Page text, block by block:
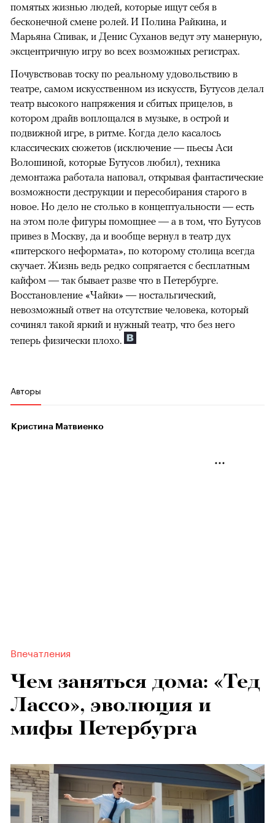
помятых жизнью людей, которые ищут себя в
бесконечной смене ролей. И Полина Райкина, и
Марьяна Спивак, и Денис Суханов ведут эту манерную,
эксцентричную игру во всех возможных регистрах.
Почувствовав тоску по реальному удовольствию в
театре, самом искусственном из искусств, Бутусов делал
театр высокого напряжения и сбитых прицелов, в
котором драйв воплощался в музыке, в острой и
подвижной игре, в ритме. Когда дело касалось
классических сюжетов (исключение — пьесы Аси
Волошиной, которые Бутусов любил), техника
демонтажа работала наповал, открывая фантастические
возможности деструкции и пересобирания старого в
новое. Но дело не столько в концептуальности — есть
на этом поле фигуры помощнее — а в том, что Бутусов
привез в Москву, да и вообще вернул в театр дух
«питерского неформата», по которому столица всегда
скучает. Жизнь ведь редко сопрягается с бесплатным
кайфом — так бывает разве что в Петербурге.
Восстановление «Чайки» — ностальгический,
невозможный ответ на отсутствие человека, который
сочинял такой яркий и нужный театр, что без него
теперь физически плохо.
Авторы
Кристина Матвиенко
Впечатления
Чем заняться дома: «Тед
Лассо», эволюция и
мифы Петербурга